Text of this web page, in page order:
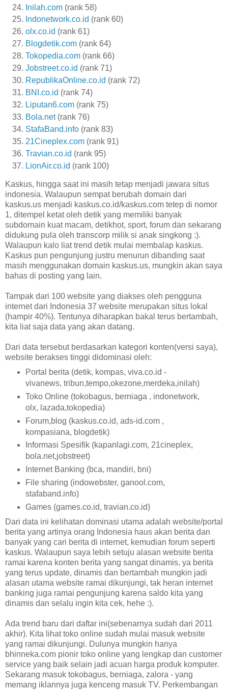
Inilah.com (rank 58)
Indonetwork.co.id (rank 60)
olx.co.id (rank 61)
Blogdetik.com (rank 64)
Tokopedia.com (rank 66)
Jobstreet.co.id (rank 71)
RepublikaOnline.co.id (rank 72)
BNI.co.id (rank 74)
Liputan6.com (rank 75)
Bola.net(rank 76)
StafaBand.info (rank 83)
21Cineplex.com (rank 91)
Travian.co.id (rank 95)
LionAir.co.id (rank 100)
Kaskus, hingga saat ini masih tetap menjadi jawara situs
indonesia. Walaupun sempat berubah domain dari
kaskus.us menjadi kaskus.co.id/kaskus.com tetep di nomor
1, ditempel ketat oleh detik yang memiliki banyak
subdomain kuat macam, detikhot, sport, forum dan sekarang
didukung pula oleh transcorp milik si anak singkong :).
Walaupun kalo liat trend detik mulai membalap kaskus.
Kaskus pun pengunjung justru menurun dibanding saat
masih menggunakan domain kaskus.us, mungkin akan saya
bahas di posting yang lain.
Tampak dari 100 website yang diakses oleh pengguna
internet dari Indonesia 37 website merupakan situs lokal
(hampir 40%). Tentunya diharapkan bakal terus bertambah,
kita liat saja data yang akan datang.
Dari data tersebut berdasarkan kategori konten(versi saya),
website berakses tinggi didominasi oleh:
Portal berita (detik, kompas, viva.co.id -
vivanews, tribun,tempo,okezone,merdeka,inilah)
Toko Online (tokobagus, berniaga , indonetwork,
olx, lazada,tokopedia)
Forum,blog (kaskus.co.id, ads-id.com ,
kompasiana, blogdetik)
Informasi Spesifik (kapanlagi.com, 21cineplex,
bola.net,jobstreet)
Internet Banking (bca, mandiri, bni)
File sharing (indowebster, ganool.com,
stafaband.info)
Games (games.co.id, travian.co.id)
Dari data ini kelihatan dominasi utama adalah website/portal
berita yang artinya orang Indonesia haus akan berita dan
banyak yang cari berita di internet, kemudian forum seperti
kaskus. Walaupun saya lebih setuju alasan website berita
ramai karena konten berita yang sangat dinamis, ya berita
yang terus update, dinamis dan bertambah mungkin jadi
alasan utama website ramai dikunjungi, tak heran internet
banking juga ramai pengunjung karena saldo kita yang
dinamis dan selalu ingin kita cek, hehe :).
Ada trend baru dari daftar ini(sebenarnya sudah dari 2011
akhir). Kita lihat toko online sudah mulai masuk website
yang ramai dikunjungi. Dulunya mungkin hanya
bhinneka.com pionir toko online yang lengkap dan customer
service yang baik selain jadi acuan harga produk komputer.
Sekarang masuk tokobagus, berniaga, zalora - yang
memang iklannya juga kenceng masuk TV. Perkembangan